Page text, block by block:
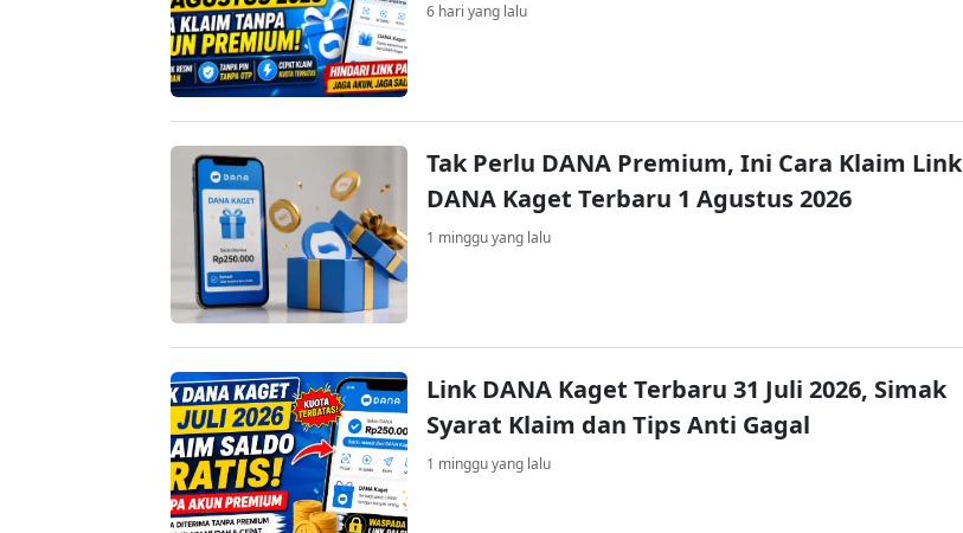
6 hari yang lalu
Tak Perlu DANA Premium, Ini Cara Klaim Link
DANA Kaget Terbaru 1 Agustus 2026
1 minggu yang lalu
Link DANA Kaget Terbaru 31 Juli 2026, Simak
Syarat Klaim dan Tips Anti Gagal
1 minggu yang lalu